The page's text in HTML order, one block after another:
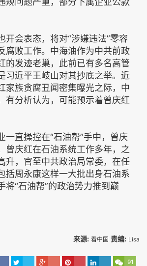
开会表态，将对“涉嫌违法”零容
腐败工作。中海油作为中共前政
的发迹老巢，此前已有多名高管
习近平王岐山对其抄底之举。近
家族贪腐丑闻密集曝光之际，中
有分析认为，可能预示着曾庆红
一直操控在“石油帮”手中，曾庆
曾庆红在石油系统工作多年，之
升，官至中共政治局常委，在任
括周永康这样一大批出身石油系
将“石油帮”的政治势力推到巅
来源: 看中国 责编: Lisa
91